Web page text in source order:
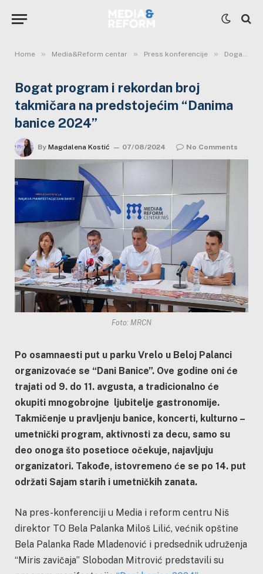
Home » Media&Reform centar » Press konferencije » Događaji
Bogat program i rekordan broj
takmičara na predstojećim “Danima
banice 2024”
By Magdalena Kostić 07/08/2024 No Comments
Foto: MRCN
Po osamnaesti put u parku Vrelo u Beloj Palanci
organizovaće se “Dani Banice”. Ove godine oni će
trajati od 9. do 11. avgusta, a tradicionalno će
okupiti mnogobrojne ljubitelje gastronomije.
Takmičenje u pravljenju banice, koncerti, kulturno –
umetnički program, aktivnosti za decu, samo su
deo onoga što posetioce očekuje, najavljuju
organizatori. Takođe, istovremeno će se po 14. put
održati Sajam starih i umetničkih zanata.
Na pres-konferenciji u Media i reform centru Niš
direktor TO Bela Palanka Miloš Lilić, većnik opštine
Bela Palanka Rade Mladenović i predsednik udruženja
“Miris zavičaja” Slobodan Mitrović predstavili su